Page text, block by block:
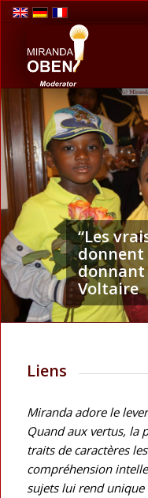
“Les
donnent
donnant
Voltaire
Liens
Miranda adore le
Quand aux vertus, la
traits de caractères
compréhension
sujets lui rend unique